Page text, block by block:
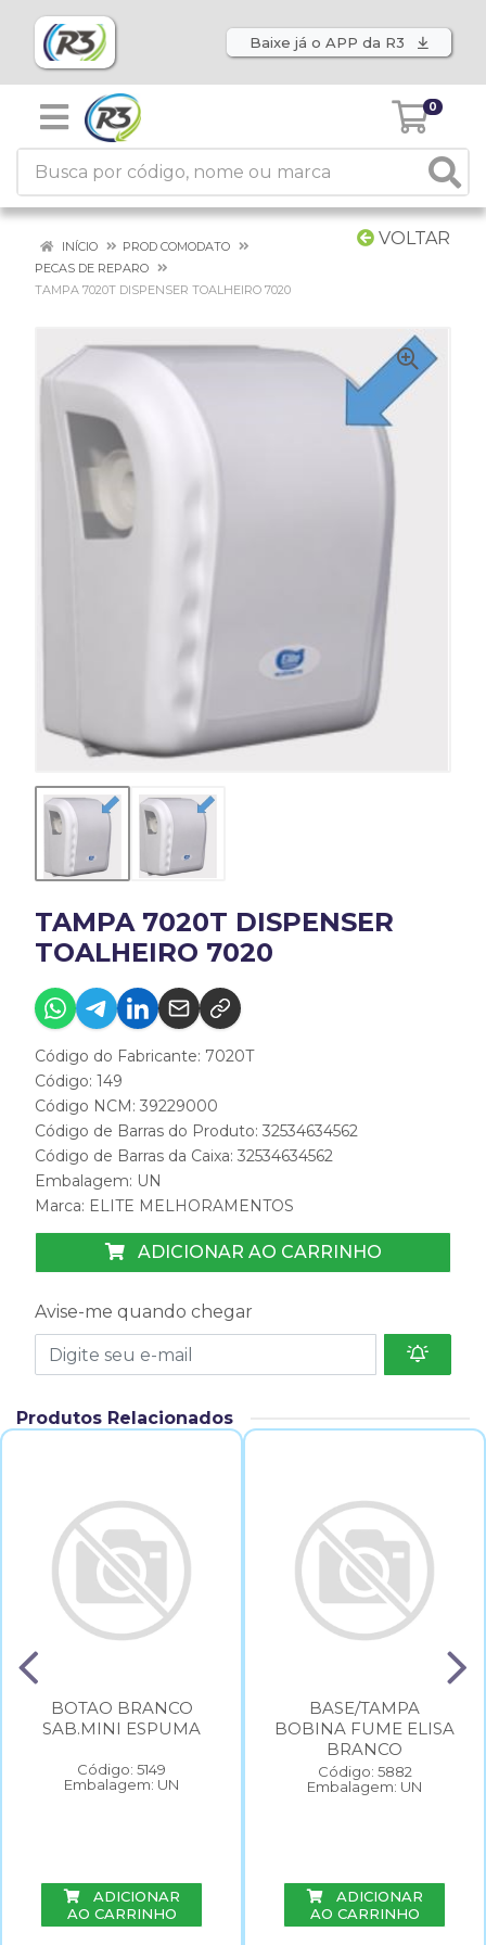
Baixe já o APP da R3
0
VOLTAR
INÍCIO
PROD COMODATO
PECAS DE REPARO
TAMPA 7020T DISPENSER TOALHEIRO 7020
TAMPA 7020T DISPENSER
TOALHEIRO 7020
Código do Fabricante: 7020T
Código: 149
Código NCM: 39229000
Código de Barras do Produto: 32534634562
Código de Barras da Caixa: 32534634562
Embalagem: UN
Marca: ELITE MELHORAMENTOS
ADICIONAR AO CARRINHO
Avise-me quando chegar
Produtos Relacionados
BOTAO BRANCO
SAB.MINI ESPUMA
Código: 5149
Embalagem: UN
ADICIONAR
AO CARRINHO
BASE/TAMPA
BOBINA FUME ELISA
BRANCO
Código: 5882
Embalagem: UN
ADICIONAR
AO CARRINHO